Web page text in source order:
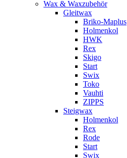
Wax & Waxzubehör
Gleitwax
Briko-Maplus
Holmenkol
HWK
Rex
Skigo
Start
Swix
Toko
Vauhti
ZIPPS
Steigwax
Holmenkol
Rex
Rode
Start
Swix